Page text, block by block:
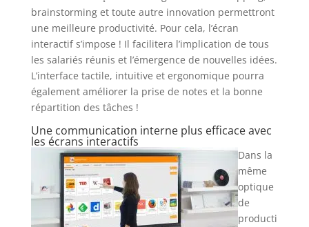
brainstorming et toute autre innovation permettront
une meilleure productivité. Pour cela, l’écran
interactif s’impose ! Il facilitera l’implication de tous
les salariés réunis et l’émergence de nouvelles idées.
L’interface tactile, intuitive et ergonomique pourra
également améliorer la prise de notes et la bonne
répartition des tâches !
Une communication interne plus efficace avec
les écrans interactifs
Dans la
même
optique
de
producti